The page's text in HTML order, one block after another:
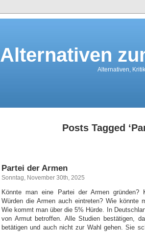
Alternativen
Alternativen,
Posts Tagged
Partei der Armen
Sonntag, November 30th, 2025
Könnte man eine Partei der Armen gründen?
Würden die Armen auch eintreten? Wie könnte
Wie kommt man über die 5% Hürde. In
von Armut betroffen. Alle Studien bestätigen,
betätigen und auch nicht zur Wahl gehen. Sie